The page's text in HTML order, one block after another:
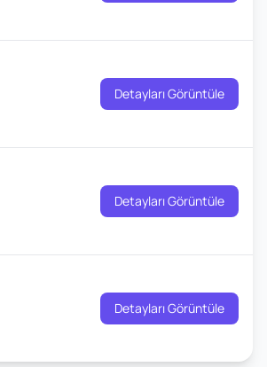
Detayları Görüntüle
Detayları Görüntüle
Detayları Görüntüle